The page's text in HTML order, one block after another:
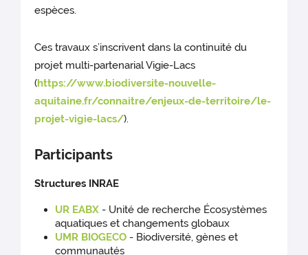
espèces.
Ces travaux s’inscrivent dans la continuité du
projet multi-partenarial Vigie-Lacs
(https://www.biodiversite-nouvelle-
aquitaine.fr/connaitre/enjeux-de-territoire/le-
projet-vigie-lacs/).
Participants
Structures INRAE
UR EABX - Unité de recherche Écosystèmes
aquatiques et changements globaux
UMR BIOGECO - Biodiversité, gènes et
communautés